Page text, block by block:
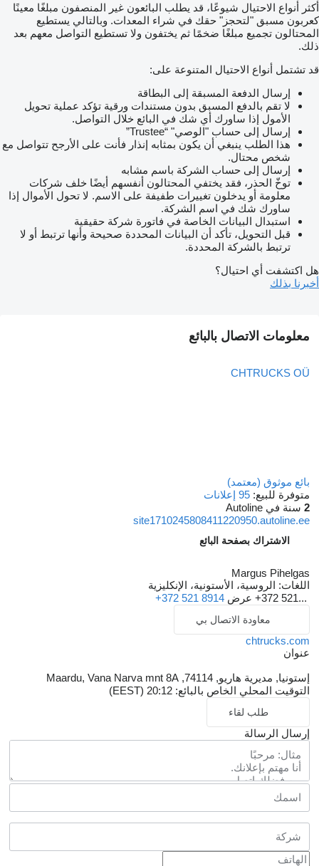
أكثر أنواع الاحتيال شيوعًا، قد يطلب البائعون غير المنصفون مبلغًا معينًا
كعربون مسبق "لتحجز" حقك في شراء المعدات. وبالتالي يستطيع
المحتالون تجميع مبلغًا ضخمًا ثم يختفون ولا تستطيع التواصل معهم بعد
ذلك.
قد تشتمل أنواع الاحتيال المتنوعة على:
إرسال الدفعة المسبقة إلى البطاقة
لا تقم بالدفع المسبق بدون مستندات ورقية تؤكد عملية تحويل
الأمول إذا ساورك أي شك في البائع خلال التواصل.
إرسال إلى حساب "الوصي" “Trustee”
هذا الطلب ينبغي أن يكون بمثابه إنذار فأنت على الأرجح تتواصل مع
شخص محتال.
إرسال إلى حساب الشركة باسم مشابه
توخّ الحذر، فقد يختفي المحتالون أنفسهم أيضًا خلف شركات
معلومة أو يدخلون تغييرات طفيفة على الاسم. لا تحول الأموال إذا
ساورك شك في اسم الشركة.
استبدال البيانات الخاصة في فاتورة شركة حقيقية
قبل التحويل، تأكد أن البيانات المحددة صحيحة وأنها ترتبط أو لا
ترتبط بالشركة المحددة.
هل اكتشفت أي احتيال؟
أخبرنا بذلك
معلومات الاتصال بالبائع
CHTRUCKS OÜ
بائع موثوق (معتمد)
متوفرة للبيع: 95 إعلانات
2 سنة في Autoline
site1710245808411220950.autoline.ee
الاشتراك بصفحة البائع
Margus Pihelgas
اللغات: الروسية، الأستونية، الإنكليزية
+372 521... عرض +372 521 8914
معاودة الاتصال بي
chtrucks.com
عنوان
إستونيا, مديرية هاريو, 74114, Maardu, Vana Narva mnt 8A
التوقيت المحلي الخاص بالبائع: 20:12 (EEST)
طلب لقاء
إرسال الرسالة